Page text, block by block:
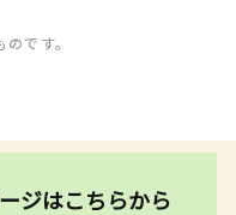
です。
ジはこちらから